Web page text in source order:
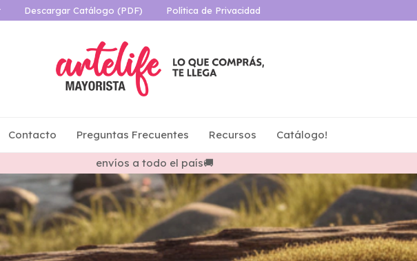
Descargar Catálogo (PDF) Política de Privacidad
Compra por mayor a partir de $50.000.- 🎉
Contacto Preguntas Frecuentes Recursos Catálogo!